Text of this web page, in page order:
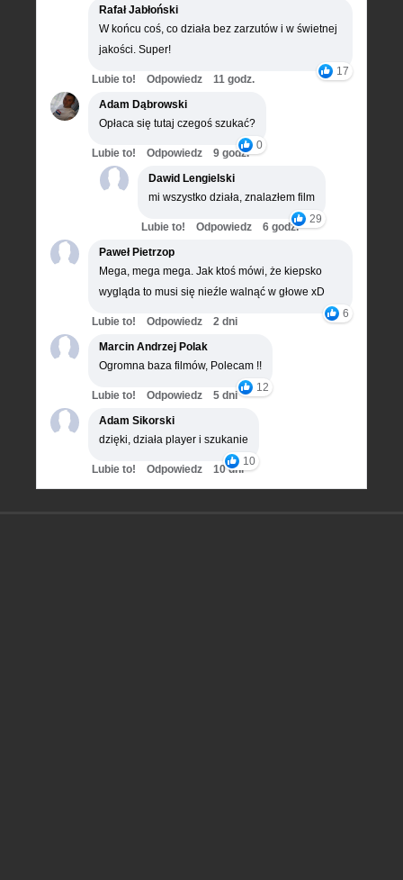
Rafał Jabłoński
W końcu coś, co działa bez zarzutów i w świetnej
jakości. Super!
17
Lubie to! Odpowiedz
11 godz.
Adam Dąbrowski
Opłaca się tutaj czegoś szukać?
0
Lubie to! Odpowiedz
9 godz.
Dawid Lengielski
mi wszystko działa, znalazłem film
29
Lubie to! Odpowiedz
6 godz.
Paweł Pietrzop
Mega, mega mega. Jak ktoś mówi, że kiepsko
wygląda to musi się nieźle walnąć w głowe xD
6
Lubie to! Odpowiedz
2 dni
Marcin Andrzej Polak
Ogromna baza filmów, Polecam !!
12
Lubie to! Odpowiedz
5 dni
Adam Sikorski
dzięki, działa player i szukanie
10
Lubie to! Odpowiedz 10 dni